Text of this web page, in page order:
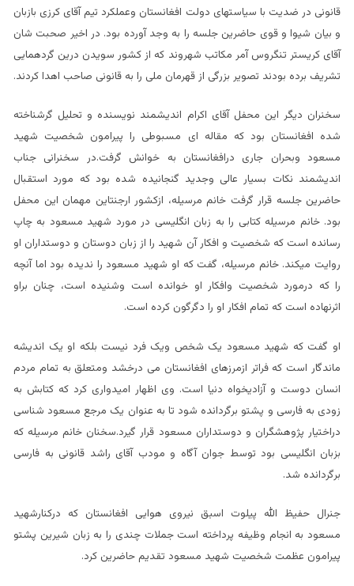
قانونی در ضدیت با سیاستهای دولت افغانستان وعملکرد تیم آقای کرزی بازبان
و بیان شیوا و قوی حاضرین جلسه را به وجد آورده بود. در اخیر صحبت شان
آقای کریستر تنگروس آمر مکاتب شهروند که از کشور سویدن درین گردهمایی
تشریف برده بودند تصویر بزرگی از قهرمان ملی را به قانونی صاحب اهدا کردند.
سخنران دیگر این محفل آقای اکرام اندیشمند نویسنده و تحلیل گرشناخته
شده افغانستان بود که مقاله ای مسبوطی را پیرامون شخصیت شهید
مسعود وبحران جاری درافغانستان به خوانش گرفت.در سخنرانی جناب
اندیشمند نکات بسیار عالی وجدید گنجانیده شده بود که مورد استقبال
حاضرین جلسه قرار گرفت خانم مرسیله، ازکشور ارجنتاین مهمان این محفل
بود. خانم مرسیله کتابی را به زبان انگلیسی در مورد شهید مسعود به چاپ
رسانده است که شخصیت و افکار آن شهید را از زبان دوستان و دوستداران او
روایت میکند. خانم مرسیله، گفت که او شهید مسعود را ندیده بود اما آنچه
را که درمورد شخصیت وافکار او خوانده است وشنیده است، چنان براو
اثرنهاده است که تمام افکار او را دگرگون کرده است.
او گفت که شهید مسعود یک شخص ویک فرد نیست بلکه او یک اندیشه
ماندگار است که فراتر ازمرزهای افغانستان می درخشد ومتعلق به تمام مردم
انسان دوست و آزادیخواه دنیا است. وی اظهار امیدواری کرد که کتابش به
زودی به فارسی و پشتو برگردانده شود تا به عنوان یک مرجع مسعود شناسی
دراختیار پژوهشگران و دوستداران مسعود قرار گیرد.سخنان خانم مرسیله که
بزبان انگلیسی بود توسط جوان آگاه و مودب آقای راشد قانونی به فارسی
برگردانده شد.
جنرال حفیظ الله پیلوت اسبق نیروی هوایی افغانستان که درکنارشهید
مسعود به انجام وظیفه پرداخته است جملات چندی را به زبان شیرین پشتو
پیرامون عظمت شخصیت شهید مسعود تقدیم حاضرین کرد.